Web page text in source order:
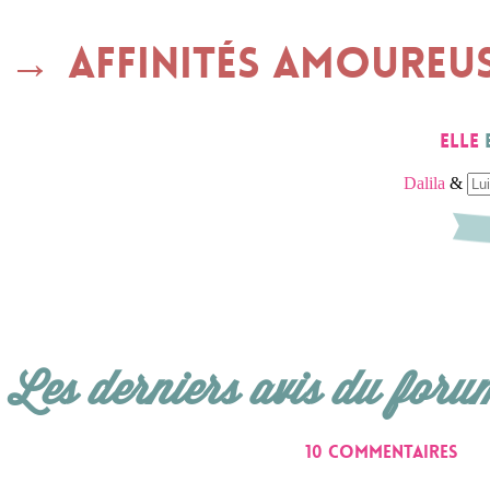
Affinités
Elle
Dalila &
Les derniers avis du
10 commentaires